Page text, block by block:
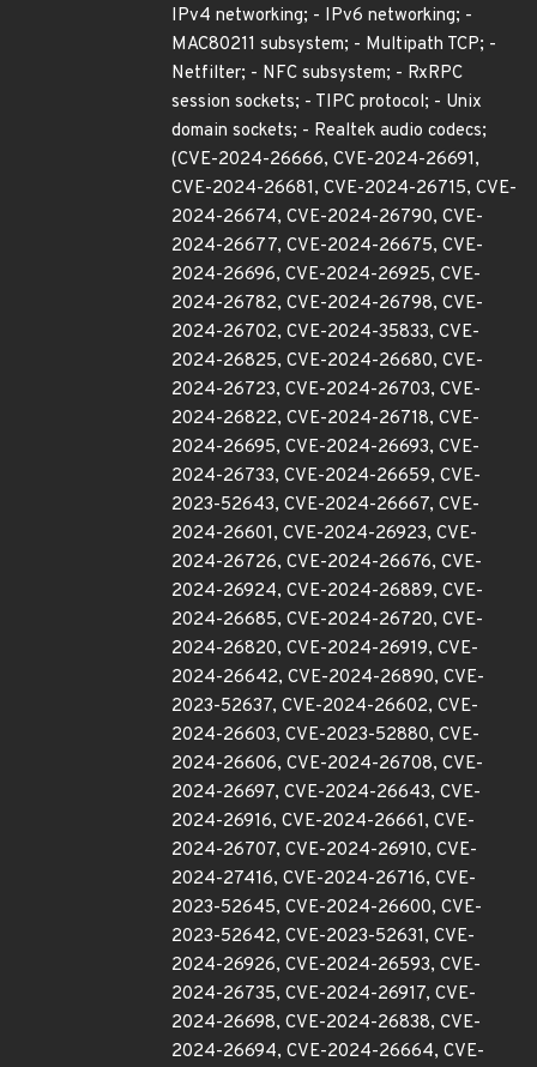
IPv4 networking; - IPv6 networking; -
MAC80211 subsystem; - Multipath TCP; -
Netfilter; - NFC subsystem; - RxRPC
session sockets; - TIPC protocol; - Unix
domain sockets; - Realtek audio codecs;
(CVE-2024-26666, CVE-2024-26691,
CVE-2024-26681, CVE-2024-26715, CVE-
2024-26674, CVE-2024-26790, CVE-
2024-26677, CVE-2024-26675, CVE-
2024-26696, CVE-2024-26925, CVE-
2024-26782, CVE-2024-26798, CVE-
2024-26702, CVE-2024-35833, CVE-
2024-26825, CVE-2024-26680, CVE-
2024-26723, CVE-2024-26703, CVE-
2024-26822, CVE-2024-26718, CVE-
2024-26695, CVE-2024-26693, CVE-
2024-26733, CVE-2024-26659, CVE-
2023-52643, CVE-2024-26667, CVE-
2024-26601, CVE-2024-26923, CVE-
2024-26726, CVE-2024-26676, CVE-
2024-26924, CVE-2024-26889, CVE-
2024-26685, CVE-2024-26720, CVE-
2024-26820, CVE-2024-26919, CVE-
2024-26642, CVE-2024-26890, CVE-
2023-52637, CVE-2024-26602, CVE-
2024-26603, CVE-2023-52880, CVE-
2024-26606, CVE-2024-26708, CVE-
2024-26697, CVE-2024-26643, CVE-
2024-26916, CVE-2024-26661, CVE-
2024-26707, CVE-2024-26910, CVE-
2024-27416, CVE-2024-26716, CVE-
2023-52645, CVE-2024-26600, CVE-
2023-52642, CVE-2023-52631, CVE-
2024-26926, CVE-2024-26593, CVE-
2024-26735, CVE-2024-26917, CVE-
2024-26698, CVE-2024-26838, CVE-
2024-26694, CVE-2024-26664, CVE-